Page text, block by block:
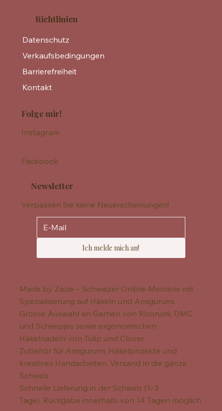
Richtlinien
Datenschutz
Verkaufsbedingungen
Barrierefreiheit
Kontakt
Folge mir!
Instagram
Facebook
Newsletter
Verpassen Sie keine Neuerscheinungen!
Ich melde mich an!
Made by Zazie – Schweizer Online-Mercerie mit
Spezialisierung auf Häkeln und Amigurumi.
Grosse Auswahl an Garnen von Ricorumi, DMC
und Scheepjes sowie ergonomischen
Häkelnadeln von Tulip und Clover.
Zubehör für Amigurumi, Häkelprojekte und
kreatives Handarbeiten. Versand in die ganze
Schweiz.
Schnelle Lieferung in der Schweiz (1–3
Tage). Rückgabe innerhalb von 14 Tagen möglich.